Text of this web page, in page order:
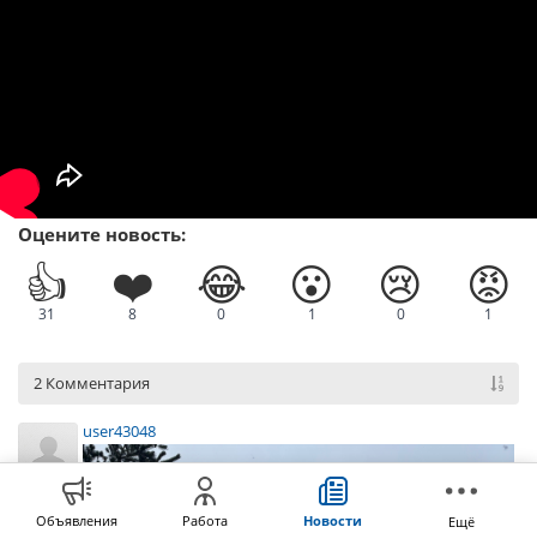
Оцените новость:
👍
31
❤️
8
😂
0
😮
1
😢
0
😡
1
2 Комментария
user43048
Объявления Работа Новости Ещё